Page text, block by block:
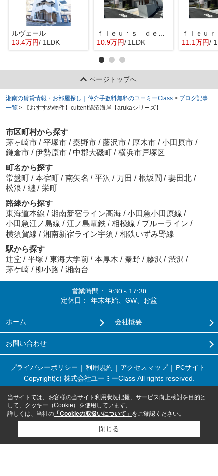
ルヴェール
13.4万円/ 1LDK
10.9万円/ 1LDK 11.1万円/
ページトップへ
湘南の賃貸情報・お部屋探し｜仲介手数料無料のユーミーClass > ブログ記事
一覧 > 【おすすめ物件】cuttent鵠沼海岸【arukaシリーズ】
市区町村から探す
茅ヶ崎市 / 平塚市 / 秦野市 / 藤沢市 / 厚木市 / 小田原市 /
鎌倉市 / 伊勢原市 / 中郡大磯町 / 横浜市戸塚区
町名から探す
常盤町 / 本宿町 / 南矢名 / 平沢 / 万田 / 根坂間 / 妻田北 /
松浪 / 纒 / 栄町
路線から探す
東海道本線 / 湘南新宿ライン高海 / 小田急小田原線 /
小田急江ノ島線 / 江ノ島電鉄 / 相模線 / ブルーライン /
横須賀線 / 湘南新宿ライン宇須 / 相鉄いずみ野線
駅から探す
辻堂 / 平塚 / 東海大学前 / 本厚木 / 秦野 / 藤沢 / 渋沢 /
茅ケ崎 / 柳小路 / 湘南台
営業時間：
9:30～17:30
定休日：
年末年始、GW、お盆
ホーム 会社概要
お問い合わせ
プライバシーポリシー 利用規約 アクセスマップ
PCサイト
Copyright(c) 株式会社ユーミーClass All rights reserved.
当サイトでは、お客様の当サイト利用状況把握、サービス向上検討を目的と
して、クッキー（Cookie）を使用しています。
詳しくは、当社の 「Cookieの取扱いについて」 をご確認ください。
閉じる